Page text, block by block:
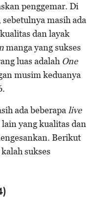
penggemar. Di
masih ada
dan layak
manga yang sukses
luas adalah One
musim keduanya
ada beberapa live
yang kualitas dan
Berikut
sukses